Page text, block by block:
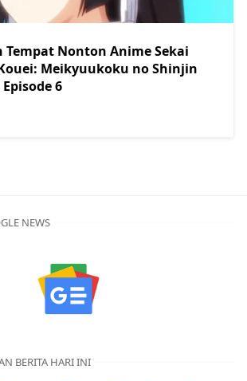
Tempat Nonton Anime Sekai
Meikyuukoku no Shinjin
6
NEWS
BERITA HARI INI